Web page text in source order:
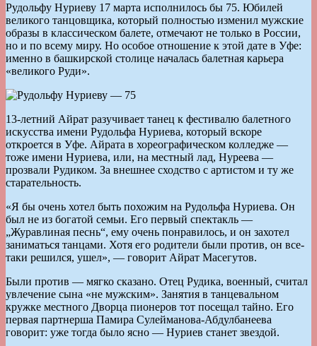
Рудольфу Нуриеву 17 марта исполнилось бы 75. Юбилей
великого танцовщика, который полностью изменил мужские
образы в классическом балете, отмечают не только в России,
но и по всему миру. Но особое отношение к этой дате в Уфе:
именно в башкирской столице началась балетная карьера
«великого Руди».
13-летний Айрат разучивает танец к фестивалю балетного
искусства имени Рудольфа Нуриева, который вскоре
откроется в Уфе. Айрата в хореографическом колледже —
тоже имени Нуриева, или, на местный лад, Нуреева —
прозвали Рудиком. За внешнее сходство с артистом и ту же
старательность.
«Я бы очень хотел быть похожим на Рудольфа Нуриева. Он
был не из богатой семьи. Его первый спектакль —
„Журавлиная песнь“, ему очень понравилось, и он захотел
заниматься танцами. Хотя его родители были против, он все-
таки решился, ушел», — говорит Айрат Масегутов.
Были против — мягко сказано. Отец Рудика, военный, считал
увлечение сына «не мужским». Занятия в танцевальном
кружке местного Дворца пионеров тот посещал тайно. Его
первая партнерша Памира Сулейманова-Абдулбанеева
говорит: уже тогда было ясно — Нуриев станет звездой.